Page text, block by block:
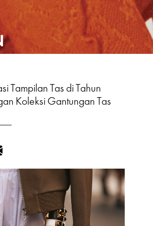
Tampilan Tas di Tahun
Koleksi Gantungan Tas